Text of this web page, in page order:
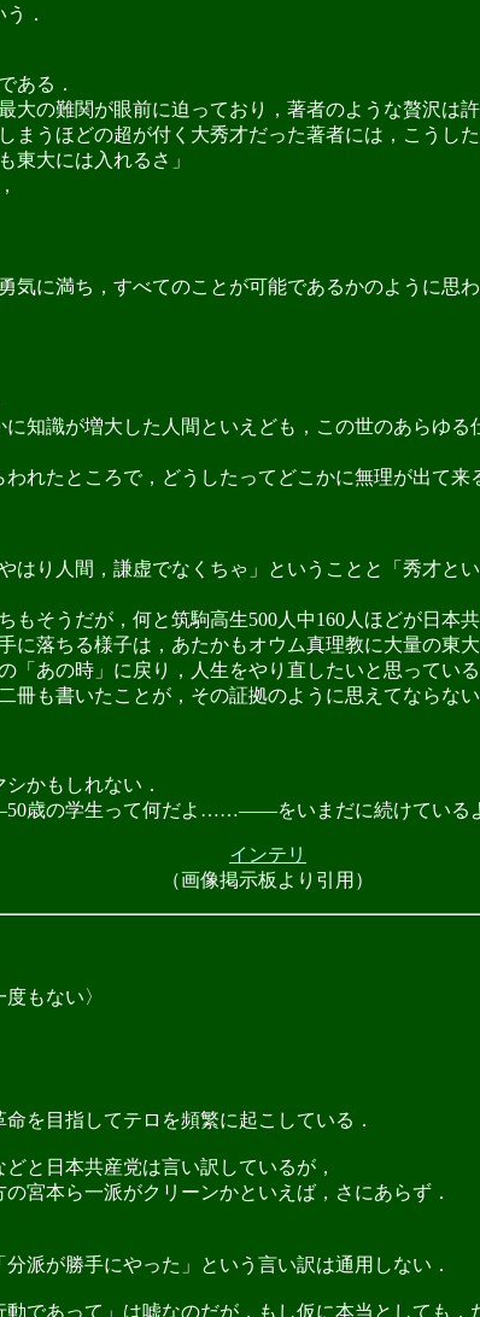
．
ある．
の難関が眼前に迫っており，著者のような贅沢は
うほどの超が付く大秀才だった著者には，こうし
東大には入れるさ」
気に満ち，すべてのことが可能であるかのように思わ
知識が増大した人間といえども，この世のあらゆ
れたところで，どうしたってどこかに無理が出て来
り人間，謙虚でなくちゃ」ということと「秀才と
そうだが，何と筑駒高生500人中160人ほどが日本
落ちる様子は，あたかもオウム真理教に大量の東
あの時」に戻り，人生をやり直したいと思っている
も書いたことが，その証拠のように思えてならない
かもしれない．
歳の学生って何だよ……――をいまだに続けている
インテリ
（画像掲示板より引用）
もない〉
を目指してテロを頻繁に起こしている．
と日本共産党は言い訳しているが，
宮本ら一派がクリーンかといえば，さにあらず．
派が勝手にやった」という言い訳は通用しない．
であって」は嘘なのだが，もし仮に本当としても